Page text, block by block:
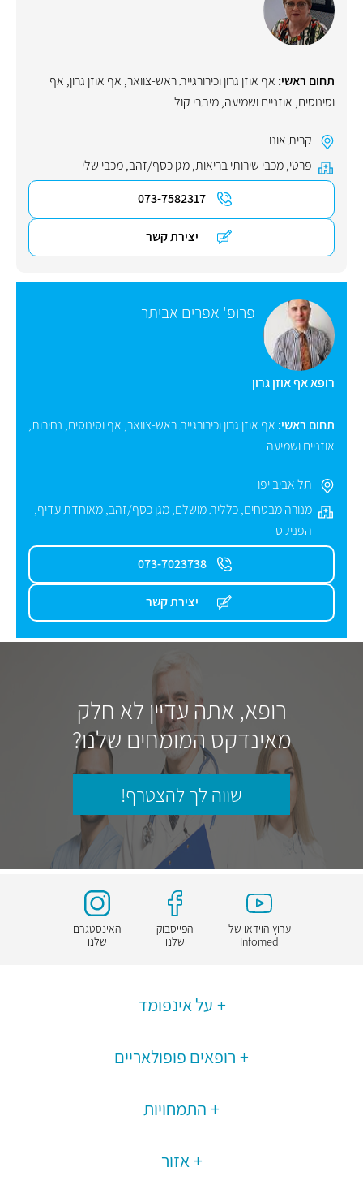
תחום ראשי: אף אוזן גרון וכירורגיית ראש-צוואר, אף אוזן גרון, אף
וסינוסים, אוזניים ושמיעה,מיתרי קול
קרית אונו
פרטי,מכבי שירותי בריאות,מגן כסף/זהב,מכבי שלי
073-7582317
יצירת קשר
פרופ' אפרים אביתר
רופא אף אוזן גרון
תחום ראשי: אף אוזן גרון וכירורגיית ראש-צוואר, אף וסינוסים, נחירות,
אוזניים ושמיעה
תל אביב יפו
מנורה מבטחים,כללית מושלם,מגן כסף/זהב,מאוחדת עדיף,
הפניקס
073-7023738
יצירת קשר
רופא, אתה עדיין לא חלק
מאינדקס המומחים שלנו?
שווה לך להצטרף!
ערוץ הוידאו של
Infomed
הפייסבוק
שלנו
האינסטגרם
שלנו
על אינפומד
רופאים פופולאריים
התמחויות
אזור